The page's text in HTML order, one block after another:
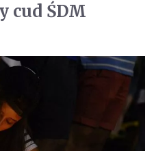
cud ŚDM